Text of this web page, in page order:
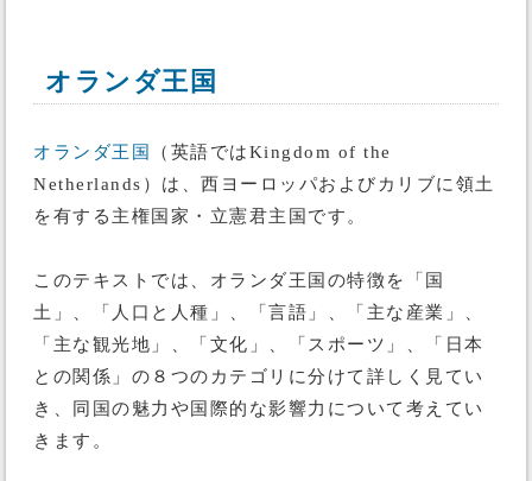
オランダ王国
オランダ王国
（英語ではKingdom of the
Netherlands）は、西ヨーロッパおよびカリブに領土
を有する主権国家・立憲君主国です。
このテキストでは、オランダ王国の特徴を「国
土」、「人口と人種」、「言語」、「主な産業」、
「主な観光地」、「文化」、「スポーツ」、「日本
との関係」の８つのカテゴリに分けて詳しく見てい
き、同国の魅力や国際的な影響力について考えてい
きます。